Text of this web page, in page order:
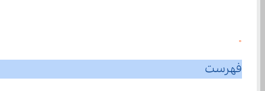
0
فهرست